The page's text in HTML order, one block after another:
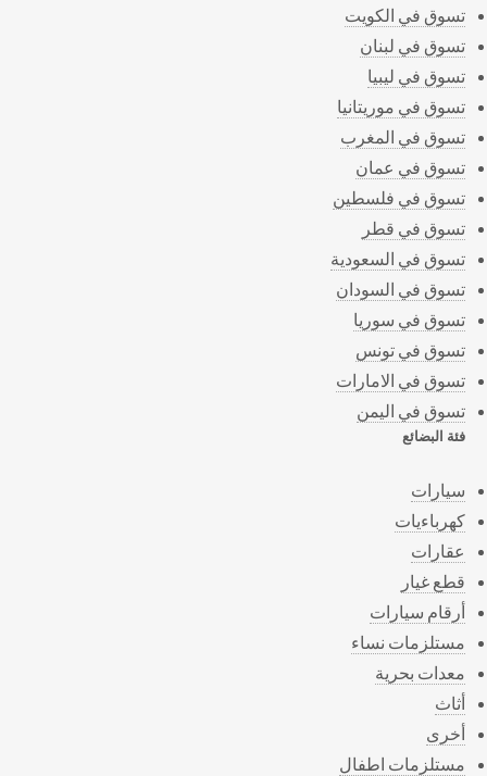
تسوق في الكويت
تسوق في لبنان
تسوق في ليبيا
تسوق في موريتانيا
تسوق في المغرب
تسوق في عمان
تسوق في فلسطين
تسوق في قطر
تسوق في السعودية
تسوق في السودان
تسوق في سوريا
تسوق في تونس
تسوق في الامارات
تسوق في اليمن
فئة البضائع
سيارات
كهرباءيات
عقارات
قطع غيار
أرقام سيارات
مستلزمات نساء
معدات بحرية
أثاث
أخرى
مستلزمات اطفال